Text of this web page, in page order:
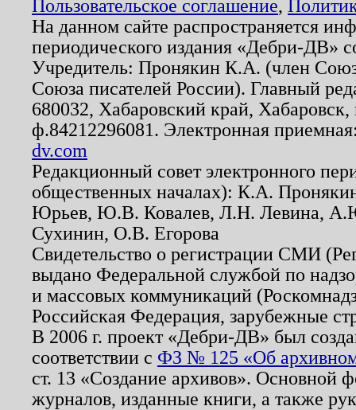
Пользовательское соглашение,
На данном сайте распространяется
периодического издания «Дебри-ДВ»
Учредитель: Пронякин К.А. (член
Союза писателей России). Главный
680032, Хабаровский край,
ф.84212296081. Электронная
dv.com
Редакционный совет электронного
общественных началах): К.А.
Юрьев, Ю.В. Ковалев, Л.Н. Левина,
Сухинин, О.В. Егорова
Свидетельство о регистрации СМИ
выдано Федеральной службой по
и массовых коммуникаций
Российская Федерация, зарубежные
В 2006 г. проект «Дебри-ДВ» был
соответствии с ФЗ № 125 «Об
ст. 13 «Создание архивов». Основной
журналов, изданные книги, а также